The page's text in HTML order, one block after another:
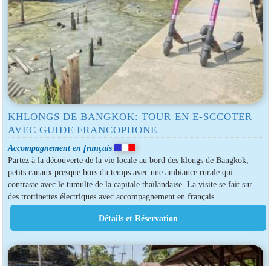
KHLONGS DE BANGKOK: TOUR EN E-SCCOTER
AVEC GUIDE FRANCOPHONE
Accompagnement en français
Partez à la découverte de la vie locale au bord des klongs de Bangkok,
petits canaux presque hors du temps avec une ambiance rurale qui
contraste avec le tumulte de la capitale thaïlandaise. La visite se fait sur
des trottinettes électriques avec accompagnement en français.